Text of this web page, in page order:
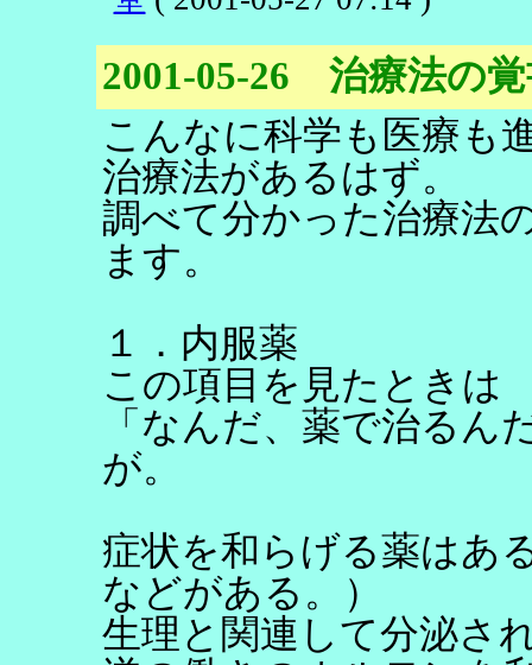
2001-05-26 治療法の
こんなに科学も医療も
治療法があるはず。
調べて分かった治療法
ます。
１．内服薬
この項目を見たときは
「なんだ、薬で治るん
が。
症状を和らげる薬はあ
などがある。）
生理と関連して分泌さ